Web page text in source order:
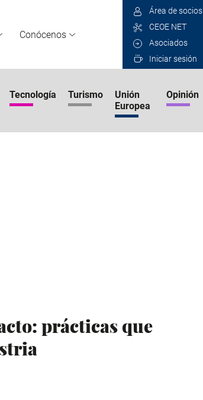
Conócenos
Área de socios
CEOE NET
Asociados
Iniciar sesión
Tecnología Turismo
Unión
Europea
Opinión
prácticas que